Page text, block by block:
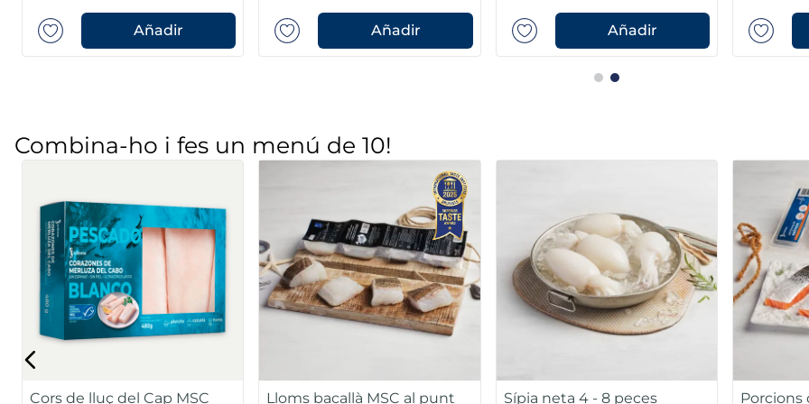
Añadir Añadir Añadir
Combina-ho i fes un menú de 10!
noruec Filets de salmó Premium
Lloms de lluç austral MSC
Filets de llobarro